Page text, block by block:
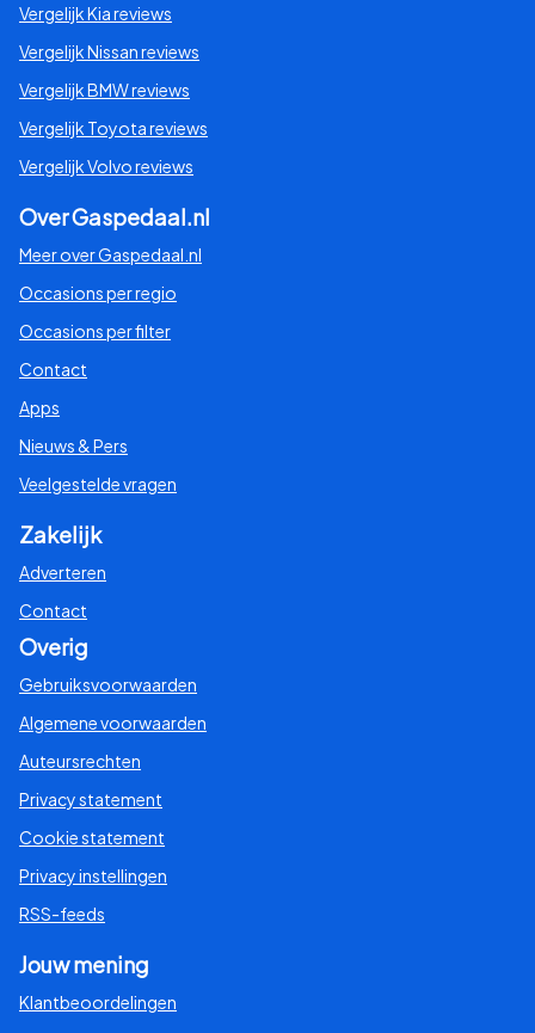
Vergelijk Kia reviews
Vergelijk Nissan reviews
Vergelijk BMW reviews
Vergelijk Toyota reviews
Vergelijk Volvo reviews
Over Gaspedaal.nl
Meer over Gaspedaal.nl
Occasions per regio
Occasions per filter
Contact
Apps
Nieuws & Pers
Veelgestelde vragen
Zakelijk
Adverteren
Contact
Overig
Gebruiksvoorwaarden
Algemene voorwaarden
Auteursrechten
Privacy statement
Cookie statement
Privacy instellingen
RSS-feeds
Jouw mening
Klantbeoordelingen